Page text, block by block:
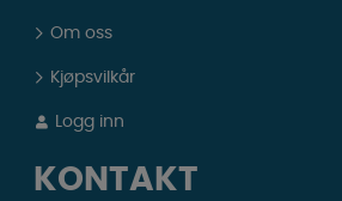
Om oss
Kjøpsvilkår
Logg inn
KONTAKT